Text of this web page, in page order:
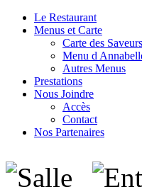
Le Restaurant
Menus et Carte
Carte des Saveurs
Menu d
Autres Menus
Prestations
Nous Joindre
Accès
Contact
Nos Partenaires